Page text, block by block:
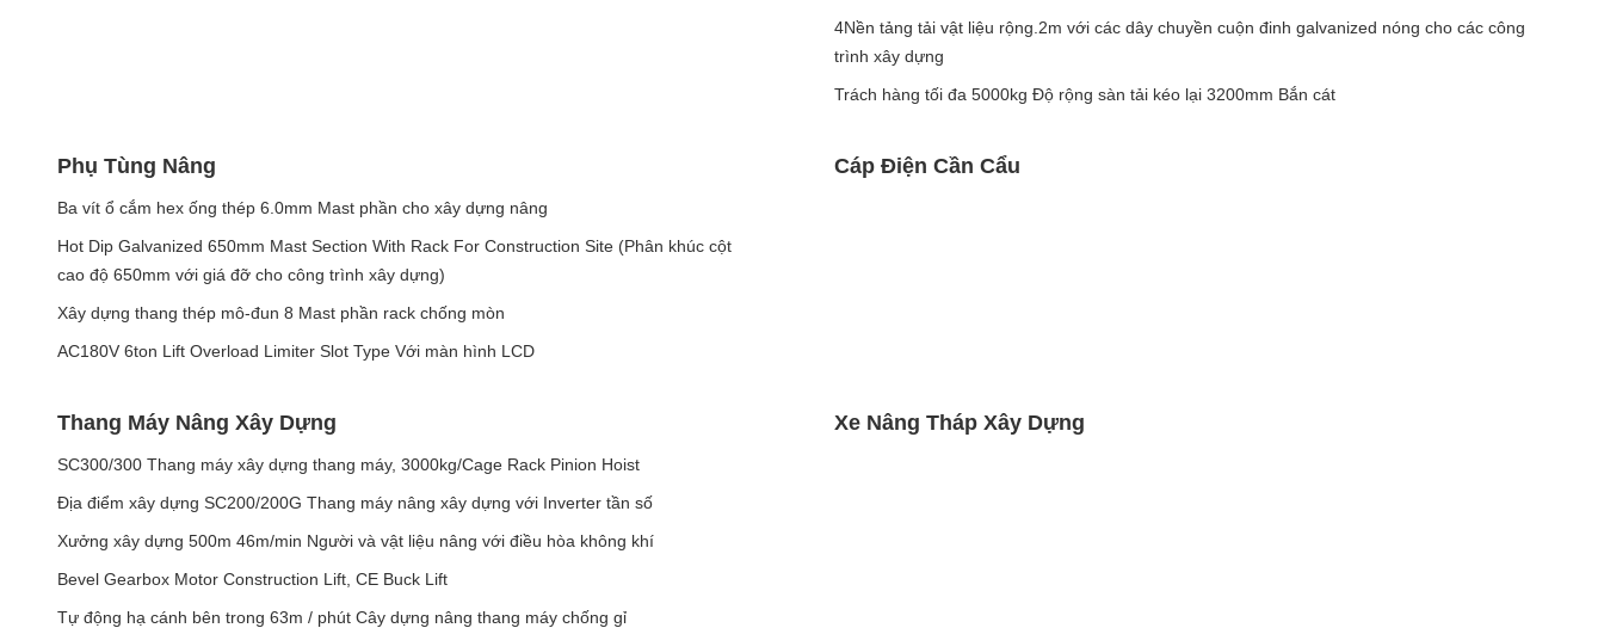
4Nền tảng tải vật liệu rộng.2m với các dây chuyền cuộn đinh galvanized nóng cho các công
trình xây dựng
Trách hàng tối đa 5000kg Độ rộng sàn tải kéo lại 3200mm Bắn cát
Phụ Tùng Nâng
Ba vít ổ cắm hex ống thép 6.0mm Mast phần cho xây dựng nâng
Hot Dip Galvanized 650mm Mast Section With Rack For Construction Site (Phân khúc cột
cao độ 650mm với giá đỡ cho công trình xây dựng)
Xây dựng thang thép mô-đun 8 Mast phần rack chống mòn
AC180V 6ton Lift Overload Limiter Slot Type Với màn hình LCD
Cáp Điện Cần Cẩu
Thang Máy Nâng Xây Dựng
SC300/300 Thang máy xây dựng thang máy, 3000kg/Cage Rack Pinion Hoist
Địa điểm xây dựng SC200/200G Thang máy nâng xây dựng với Inverter tần số
Xưởng xây dựng 500m 46m/min Người và vật liệu nâng với điều hòa không khí
Bevel Gearbox Motor Construction Lift, CE Buck Lift
Tự động hạ cánh bên trong 63m / phút Cây dựng nâng thang máy chống gỉ
Xe Nâng Tháp Xây Dựng